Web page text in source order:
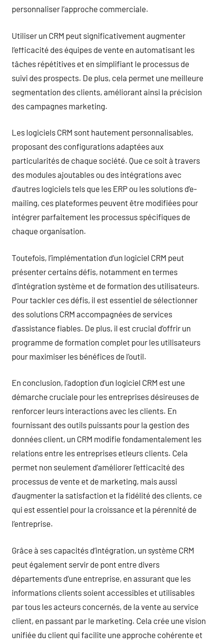
personnaliser l’approche commerciale.
Utiliser un CRM peut significativement augmenter
l’efficacité des équipes de vente en automatisant les
tâches répétitives et en simplifiant le processus de
suivi des prospects. De plus, cela permet une meilleure
segmentation des clients, améliorant ainsi la précision
des campagnes marketing.
Les logiciels CRM sont hautement personnalisables,
proposant des configurations adaptées aux
particularités de chaque société. Que ce soit à travers
des modules ajoutables ou des intégrations avec
d’autres logiciels tels que les ERP ou les solutions d’e-
mailing, ces plateformes peuvent être modifiées pour
intégrer parfaitement les processus spécifiques de
chaque organisation.
Toutefois, l’implémentation d’un logiciel CRM peut
présenter certains défis, notamment en termes
d’intégration système et de formation des utilisateurs.
Pour tackler ces défis, il est essentiel de sélectionner
des solutions CRM accompagnées de services
d’assistance fiables. De plus, il est crucial d’offrir un
programme de formation complet pour les utilisateurs
pour maximiser les bénéfices de l’outil.
En conclusion, l’adoption d’un logiciel CRM est une
démarche cruciale pour les entreprises désireuses de
renforcer leurs interactions avec les clients. En
fournissant des outils puissants pour la gestion des
données client, un CRM modifie fondamentalement les
relations entre les entreprises etleurs clients. Cela
permet non seulement d’améliorer l’efficacité des
processus de vente et de marketing, mais aussi
d’augmenter la satisfaction et la fidélité des clients, ce
qui est essentiel pour la croissance et la pérennité de
l’entreprise.
Grâce à ses capacités d’intégration, un système CRM
peut également servir de pont entre divers
départements d’une entreprise, en assurant que les
informations clients soient accessibles et utilisables
par tous les acteurs concernés, de la vente au service
client, en passant par le marketing. Cela crée une vision
unifiée du client qui facilite une approche cohérente et